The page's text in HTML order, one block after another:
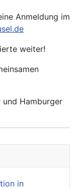
Anmeldung im
weiter!
und Hamburger
in